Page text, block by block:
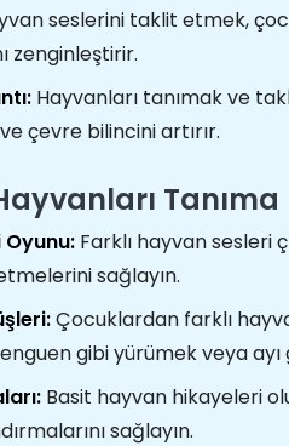
seslerini taklit etmek,
zenginleştirir.
Hayvanları tanımak ve
çevre bilincini artırır.
Farklı hayvan sesleri
sağlayın.
Çocuklardan farklı
gibi yürümek veya
Basit hayvan hikayeleri
sağlayın.